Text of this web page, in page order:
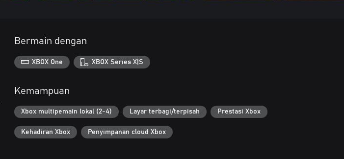
Bermain dengan
XBOX One XBOX Series X|S
Kemampuan
Xbox multipemain lokal (2-4) Layar terbagi/terpisah Prestasi Xbox
Kehadiran Xbox Penyimpanan cloud Xbox